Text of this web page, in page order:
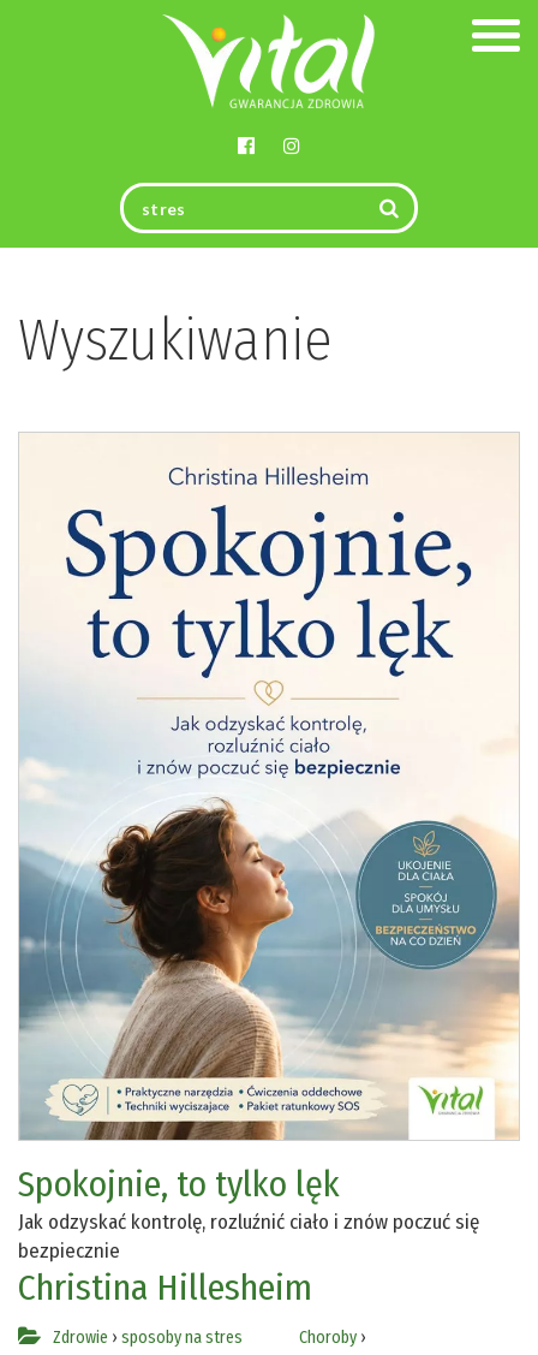
Wyszukiwanie
Spokojnie, to tylko lęk
Jak odzyskać kontrolę, rozluźnić ciało i znów poczuć się
bezpiecznie
Christina Hillesheim
Zdrowie › sposoby na stres
Choroby›